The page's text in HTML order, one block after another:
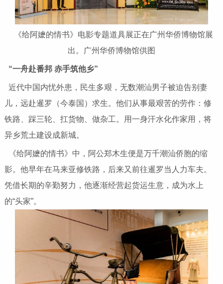
《给阿嬷的情书》电影专题道具展正在广州华侨博物馆展
出。广州华侨博物馆供图
“一舟赴番邦 赤手筑他乡”
近代中国内忧外患，民生多艰，无数潮汕男子被迫告别妻
儿，远赴暹罗（今泰国）求生。他们从事最艰苦的劳作：修
铁路、踩三轮、扛货物、做杂工。用一身汗水化作家用，将
异乡荒土建设成新城。
《给阿嬷的情书》中，阿公郑木生便是万千潮汕侨胞的缩
影。他早年在马来亚修铁路，后来又前往暹罗当人力车夫。
凭借长期的辛勤努力，他逐渐经营起货运生意，成为水上
的“头家”。